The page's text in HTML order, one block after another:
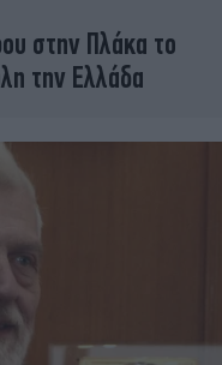
OCEAN
στην Πλάκα το
την Ελλάδα